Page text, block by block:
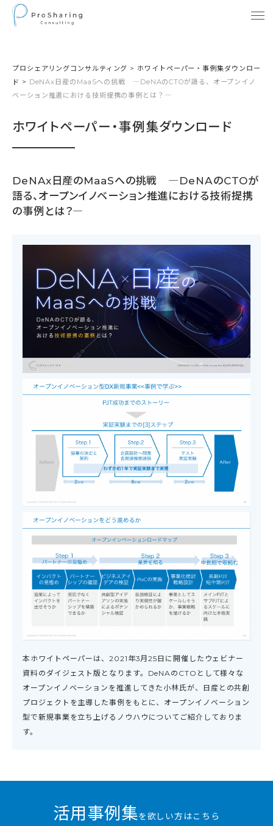
プロシェアリングコンサルティング > ホワイトペーパー・事例集ダウンロー
ド > DeNAx日産のMaaSへの挑戦 ―DeNAのCTOが語る、オープンイノ
ベーション推進における技術提携の事例とは？―
ホワイトペーパー・事例集ダウンロード
DeNAx日産のMaaSへの挑戦 ―DeNAのCTOが
語る、オープンイノベーション推進における技術提携
の事例とは？―
本ホワイトペーパーは、2021年3月25日に開催したウェビナー
資料のダイジェスト版となります。DeNAのCTOとして様々な
オープンイノベーションを推進してきた小林氏が、日産との共創
プロジェクトを主導した事例をもとに、オープンイノベーション
型で新規事業を立ち上げるノウハウについてご紹介しておりま
す。
活用事例集を欲しい方はこちら